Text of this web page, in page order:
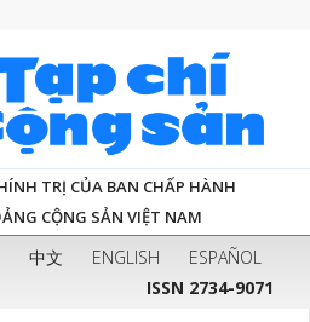
TRỊ CỦA BAN CHẤP HÀNH
CỘNG SẢN VIỆT NAM
中文 ENGLISH
ESPAÑOL
ISSN 2734-9071